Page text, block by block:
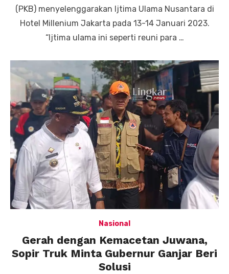
(PKB) menyelenggarakan Ijtima Ulama Nusantara di
Hotel Millenium Jakarta pada 13-14 Januari 2023.
“Ijtima ulama ini seperti reuni para …
Nasional
Gerah dengan Kemacetan Juwana,
Sopir Truk Minta Gubernur Ganjar Beri
Solusi